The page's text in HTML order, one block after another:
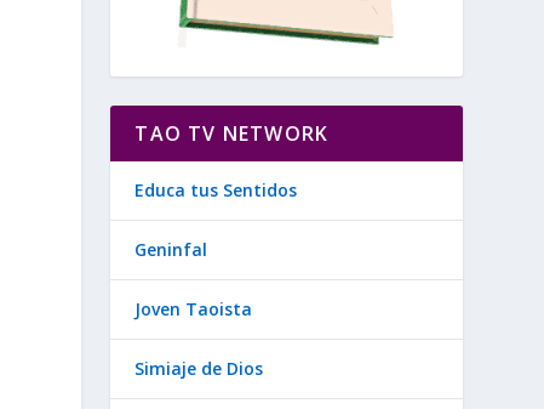
TAO TV NETWORK
Educa tus Sentidos
Geninfal
Joven Taoista
Simiaje de Dios